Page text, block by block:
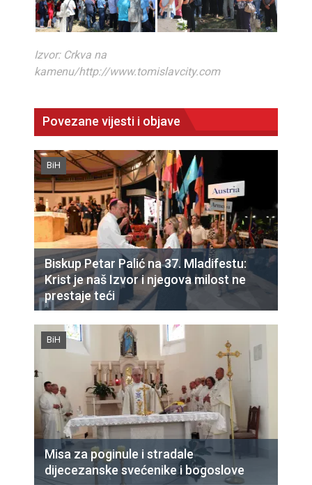
Izvor: Crkva na
kamenu/http://www.tomislavcity.com
Povezane vijesti i objave
BiH
Biskup Petar Palić na 37. Mladifestu:
Krist je naš Izvor i njegova milost ne
prestaje teći
BiH
Misa za poginule i stradale
dijecezanske svećenike i bogoslove